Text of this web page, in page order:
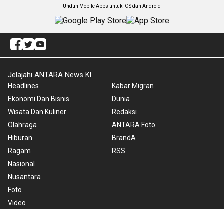
Unduh Mobile Apps untuk iOS dan Android
Jelajahi ANTARA News Kl
Headlines
Ekonomi Dan Bisnis
Wisata Dan Kuliner
Olahraga
Hiburan
Ragam
Nasional
Nusantara
Foto
Video
Kabar Migran
Dunia
Redaksi
ANTARA Foto
BrandA
RSS